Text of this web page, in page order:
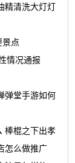
清洗大灯灯
景点
情况通报
弹堂手游如何
棒棍之下出孝
怎么做推广